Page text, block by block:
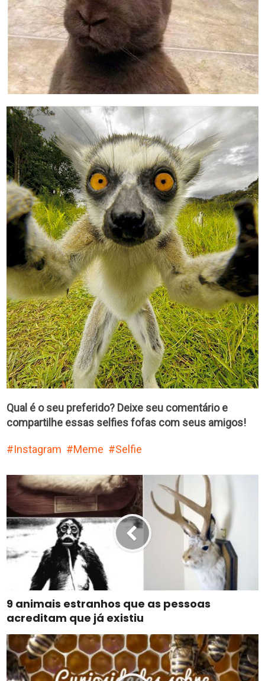
Qual é o seu preferido? Deixe seu comentário e
compartilhe essas selfies fofas com seus amigos!
Instagram Meme Selfie
9 animais estranhos que as pessoas
acreditam que já existiu